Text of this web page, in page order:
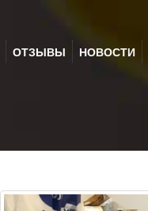
ОТЗЫВЫ НОВОСТИ